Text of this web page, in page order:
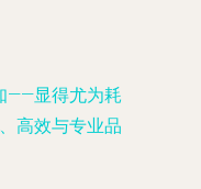
——显得尤为耗
高效与专业品